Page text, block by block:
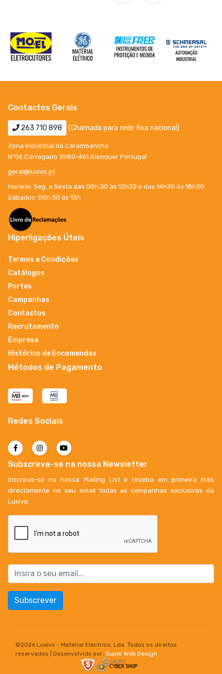
Contactos Gerais
263 710 898 (Chamada para rede fixa nacional)
Zona Industrial da Carambancha
Nº06 Carregado 2580-461 Alenquer Portugal
geral@luxivo.pt
Horário: Seg. a Sexta das 08h:30 às 12h30 e das 14h30 às 18h30.
Sábados: 08h:30 ás 13h
Hiperligações Úteis
Termos e Condições
Catálogos
Portes
Campanhas
Contactos
Recrutamento
Empresa
Histórico de Encomendas
Métodos de Pagamento
Redes Sociais
Subscreva-se na nossa Newsletter
Inscreva-se na nossa Mailing List e receba em primeira mão
directamente no seu email todas as campanhas exclusivas da
Luxivo.
Subscrever
©2026 Luxivo - Material Eléctrico, Lda. Todos os direitos
reservados | Desenvolvido por: Super Web Design